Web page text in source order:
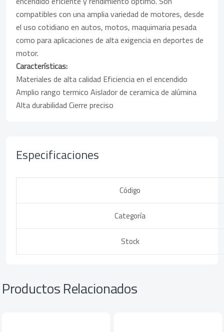
compatibles con una amplia variedad de motores, desde
el uso cotidiano en autos, motos, maquimaria pesada
como para aplicaciones de alta exigencia en deportes de
motor.
Características:
Materiales de alta calidad Eficiencia en el encendido
Amplio rango termico Aislador de ceramica de alúmina
Alta durabilidad Cierre preciso
Especificaciones
Código
Categoría
Stock
Productos Relacionados